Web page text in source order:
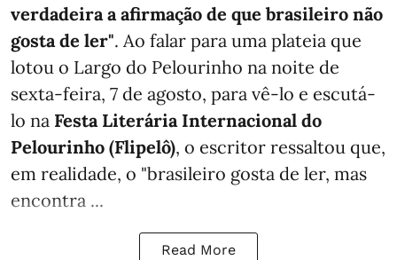
verdadeira a afirmação de que brasileiro não
gosta de ler". Ao falar para uma plateia que
lotou o Largo do Pelourinho na noite de
sexta-feira, 7 de agosto, para vê-lo e escutá-
lo na Festa Literária Internacional do
Pelourinho (Flipelô), o escritor ressaltou que,
em realidade, o "brasileiro gosta de ler, mas
encontra ...
Read More